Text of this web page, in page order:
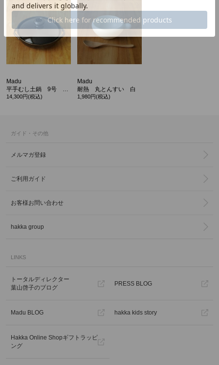
販サイト
Madu
平手むし土鍋 9号 天目釉
14,300円(税込)
Madu
耐熱 丸とんすい 白
1,980円(税込)
ガイド・その他
メルマガ登録
ご利用ガイド
お客様お問い合わせ
hakka group
LINKS
トータルディレクター
葉山啓子のブログ
PRESS BLOG
Madu BLOG hakka kids story
Hakka Online Shopギフトラッピ
ング